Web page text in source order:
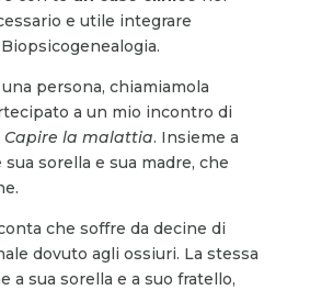
e utile integrare
persona, chiamiamola
a un mio incontro di
Capire la malattia. Insieme a
sua sorella e sua madre, che
che soffre da decine di
dovuto agli ossiuri. La stessa
a sua sorella e a suo fratello,